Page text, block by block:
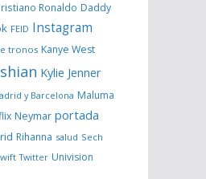
Ronaldo Daddy
FEID Instagram
tronos Kanye West
Kylie Jenner
y Barcelona Maluma
Neymar portada
Rihanna salud Sech
Twitter Univision